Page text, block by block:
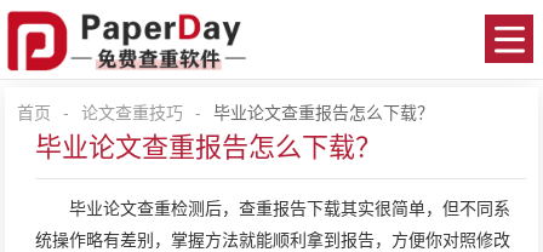
首页 - 论文查重技巧 - 毕业论文查重报告怎么下载？
毕业论文查重报告怎么下载？
毕业论文查重检测后，查重报告下载其实很简单，但不同系
统操作略有差别，掌握方法就能顺利拿到报告，方便你对照修改